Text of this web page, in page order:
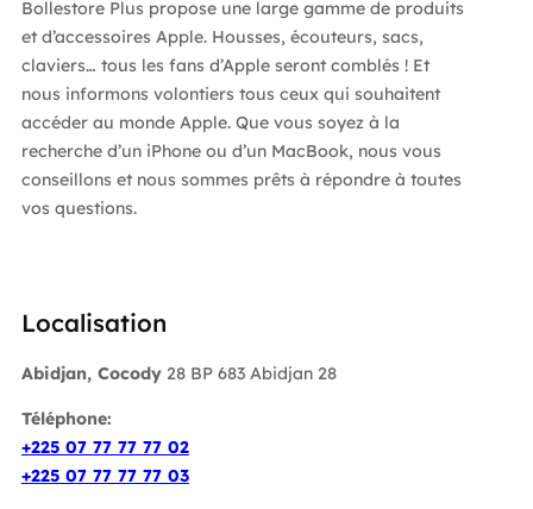
Bollestore Plus propose une large gamme de produits
et d’accessoires Apple. Housses, écouteurs, sacs,
claviers… tous les fans d’Apple seront comblés ! Et
nous informons volontiers tous ceux qui souhaitent
accéder au monde Apple. Que vous soyez à la
recherche d’un iPhone ou d’un MacBook, nous vous
conseillons et nous sommes prêts à répondre à toutes
vos questions.
Localisation
Abidjan, Cocody28 BP 683 Abidjan 28
Téléphone:
+225 07 77 77 77 02
+225 07 77 77 77 03